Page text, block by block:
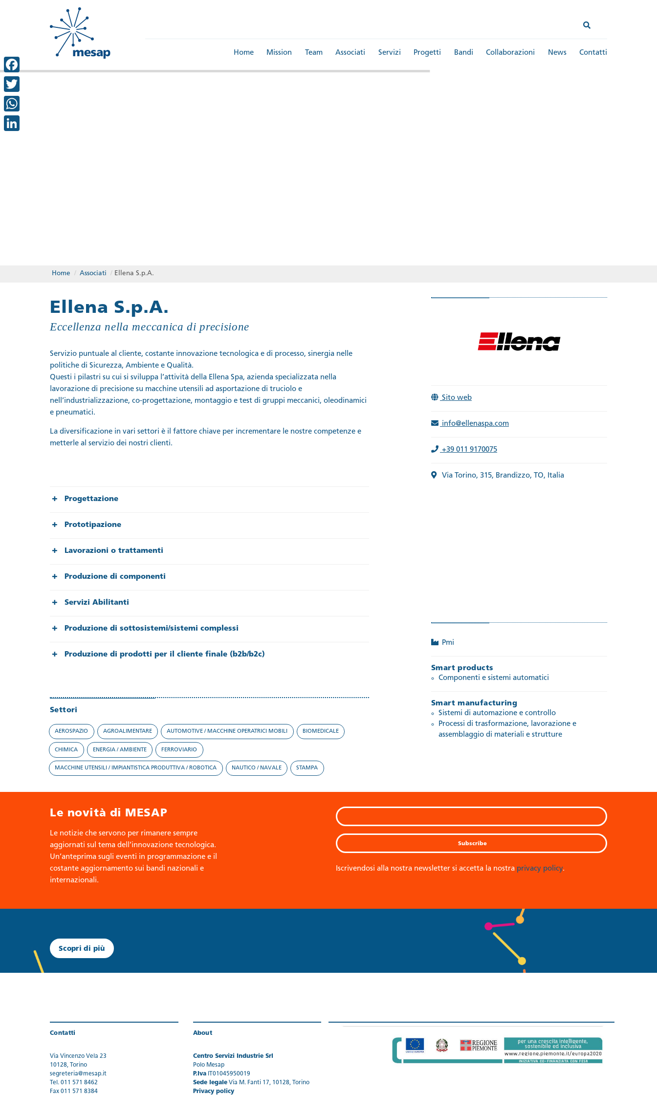
Home Mission Team Associati Servizi Progetti Bandi Collaborazioni News Contatti
Home / Associati / Ellena S.p.A.
Ellena S.p.A.
Eccellenza nella meccanica di precisione
Servizio puntuale al cliente, costante innovazione tecnologica e di processo, sinergia nelle
politiche di Sicurezza, Ambiente e Qualità.
Questi i pilastri su cui si sviluppa l’attività della Ellena Spa, azienda specializzata nella
lavorazione di precisione su macchine utensili ad asportazione di truciolo e
nell’industrializzazione, co-progettazione, montaggio e test di gruppi meccanici, oleodinamici
e pneumatici.
La diversificazione in vari settori è il fattore chiave per incrementare le nostre competenze e
metterle al servizio dei nostri clienti.
Progettazione
Prototipazione
Lavorazioni o trattamenti
Produzione di componenti
Servizi Abilitanti
Produzione di sottosistemi/sistemi complessi
Produzione di prodotti per il cliente finale (b2b/b2c)
Settori
AEROSPAZIO AGROALIMENTARE AUTOMOTIVE / MACCHINE OPERATRICI MOBILI BIOMEDICALE
CHIMICA ENERGIA / AMBIENTE FERROVIARIO
MACCHINE UTENSILI / IMPIANTISTICA PRODUTTIVA / ROBOTICA NAUTICO / NAVALE STAMPA
Sito web
info@ellenaspa.com
+39 011 9170075
Via Torino, 315, Brandizzo, TO, Italia
Pmi
Smart products
Componenti e sistemi automatici
Smart manufacturing
Sistemi di automazione e controllo
Processi di trasformazione, lavorazione e
assemblaggio di materiali e strutture
Le novità di MESAP
Le notizie che servono per rimanere sempre
aggiornati sul tema dell’innovazione tecnologica.
Un’anteprima sugli eventi in programmazione e il
costante aggiornamento sui bandi nazionali e
internazionali.
Iscrivendosi alla nostra newsletter si accetta la nostra privacy policy.
Scopri di più
Contatti
Via Vincenzo Vela 23
10128, Torino
segreteria@mesap.it
Tel. 011 571 8462
Fax 011 571 8384
About
Centro Servizi Industrie Srl
Polo Mesap
P.IvaIT01045950019
Sede legaleVia M. Fanti 17, 10128, Torino
Privacy policy
Facebook
Twitter
WhatsApp